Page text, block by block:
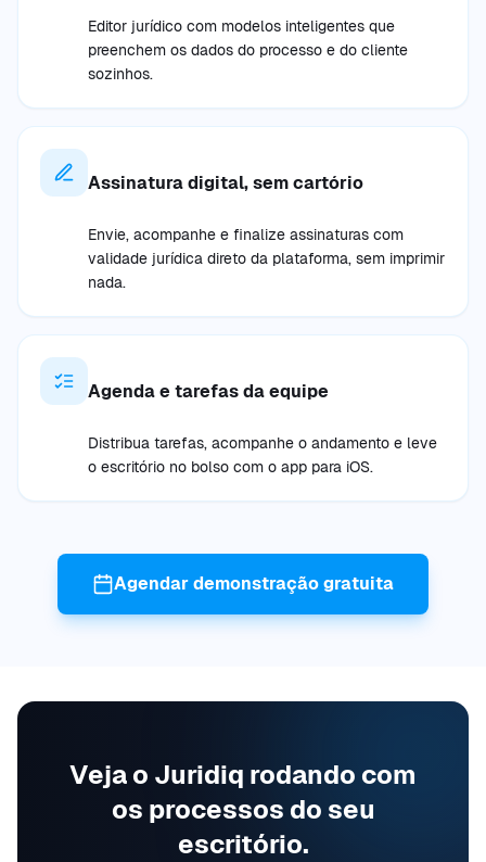
Editor jurídico com modelos inteligentes que
preenchem os dados do processo e do cliente
sozinhos.
Assinatura digital, sem cartório
Envie, acompanhe e finalize assinaturas com
validade jurídica direto da plataforma, sem imprimir
nada.
Agenda e tarefas da equipe
Distribua tarefas, acompanhe o andamento e leve
o escritório no bolso com o app para iOS.
Agendar demonstração gratuita
Veja o Juridiq rodando com
os processos do seu
escritório.